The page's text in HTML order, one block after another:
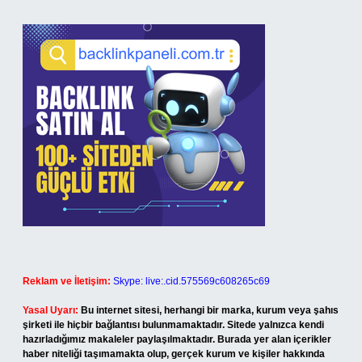
Reklam ve İletişim: Skype: live:.cid.575569c608265c69
Yasal Uyarı: Bu internet sitesi, herhangi bir marka, kurum veya şahıs
şirketi ile hiçbir bağlantısı bulunmamaktadır. Sitede yalnızca kendi
hazırladığımız makaleler paylaşılmaktadır. Burada yer alan içerikler
haber niteliği taşımamakta olup, gerçek kurum ve kişiler hakkında